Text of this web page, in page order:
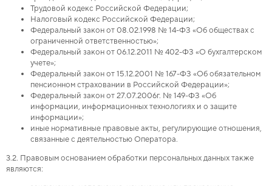
Трудовой кодекс Российской Федерации;
Налоговый кодекс Российской Федерации;
Федеральный закон от 08.02.1998 № 14-ФЗ «Об обществах с
ограниченной ответственностью»;
Федеральный закон от 06.12.2011 № 402-ФЗ «О бухгалтерском
учете»;
Федеральный закон от 15.12.2001 № 167-ФЗ «Об обязательном
пенсионном страховании в Российской Федерации»;
Федеральный закон от 27.07.2006г. № 149-ФЗ «Об
информации, информационных технологиях и о защите
информации»;
иные нормативные правовые акты, регулирующие отношения,
связанные с деятельностью Оператора.
3.2. Правовым основанием обработки персональных данных также
являются: